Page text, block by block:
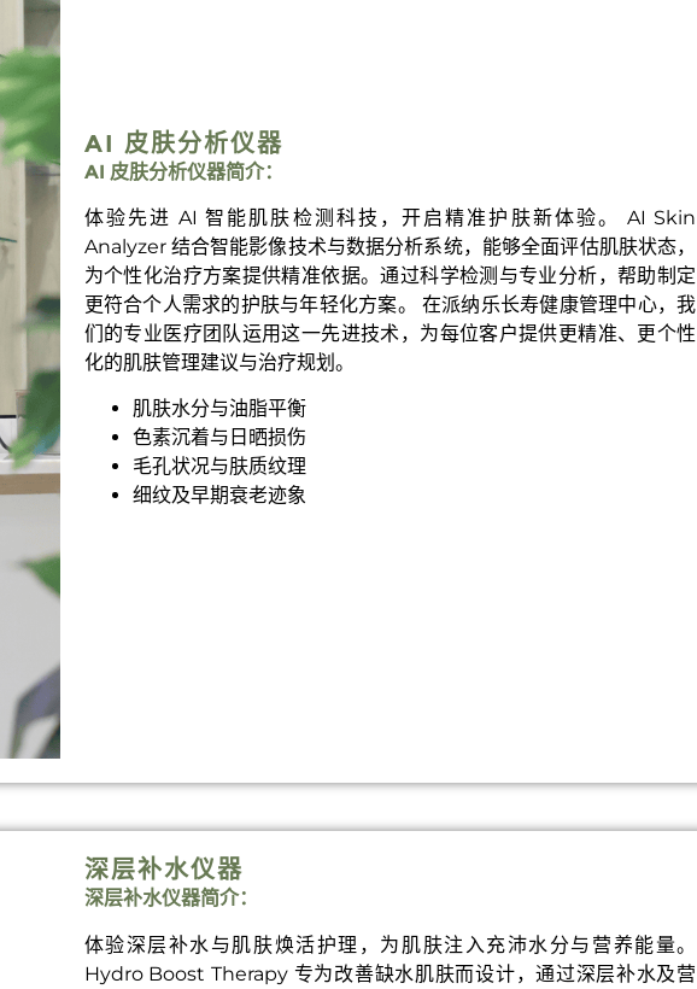
AI 皮肤分析仪器
AI 皮肤分析仪器简介：
体验先进 AI 智能肌肤检测科技，开启精准护肤新体验。 AI Skin
Analyzer 结合智能影像技术与数据分析系统，能够全面评估肌肤状态，
为个性化治疗方案提供精准依据。通过科学检测与专业分析，帮助制定
更符合个人需求的护肤与年轻化方案。 在派纳乐长寿健康管理中心，我
们的专业医疗团队运用这一先进技术，为每位客户提供更精准、更个性
化的肌肤管理建议与治疗规划。
肌肤水分与油脂平衡
色素沉着与日晒损伤
毛孔状况与肤质纹理
细纹及早期衰老迹象
深层补水仪器
深层补水仪器简介：
体验深层补水与肌肤焕活护理，为肌肤注入充沛水分与营养能量。
Hydro Boost Therapy 专为改善缺水肌肤而设计，通过深层补水及营